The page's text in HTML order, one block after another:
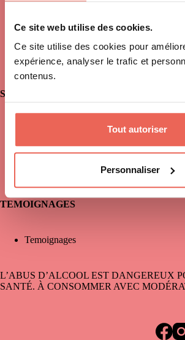
Ce site web utilise des cookies.
Ce site utilise des cookies pour
expérience, analyser le trafic et
contenus.
Tout autoriser
Personnaliser
L'entreprise
Nos valeurs
Savoir Faire
SERVICES CLIENTS
FAQ
TEMOIGNAGES
Temoignages
L’ABUS D’ALCOOL EST DANGEREUX
SANTÉ. À CONSOMMER AVEC